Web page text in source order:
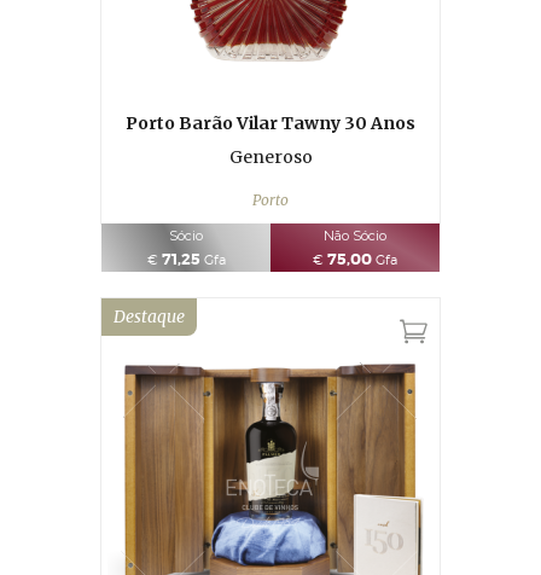
Porto Barão Vilar Tawny 30 Anos
Generoso
Porto
Sócio
€ 71,25 Gfa
Não Sócio
€ 75,00 Gfa
Destaque